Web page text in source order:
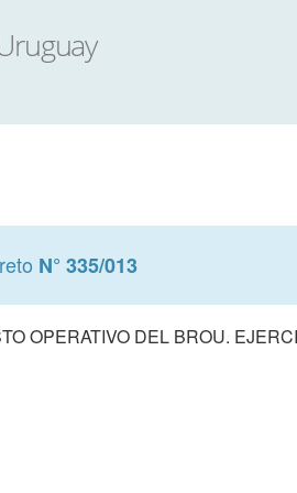
N° 335/013
OPERATIVO DEL BROU.